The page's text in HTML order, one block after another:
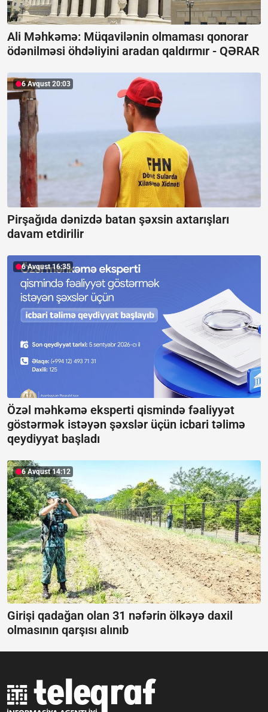
Ali Məhkəmə: Müqavilənin olmaması qonorar
ödənilməsi öhdəliyini aradan qaldırmır - QƏRAR
6 Avqust 20:03
Pirşağıda dənizdə batan şəxsin axtarışları
davam etdirilir
6 Avqust 16:35
Özəl məhkəmə eksperti qismində fəaliyyət
göstərmək istəyən şəxslər üçün icbari təlimə
qeydiyyat başladı
6 Avqust 14:12
Girişi qadağan olan 31 nəfərin ölkəyə daxil
olmasının qarşısı alınıb